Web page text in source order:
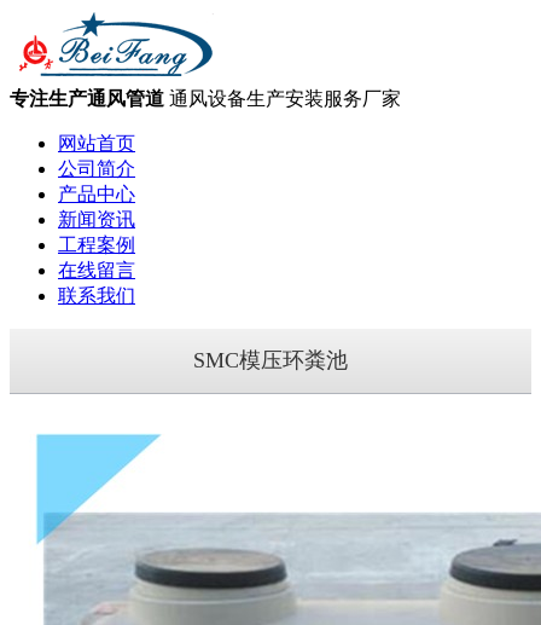
专注生产通风管道 通风设备生产安装服务厂家
网站首页
公司简介
产品中心
新闻资讯
工程案例
在线留言
联系我们
SMC模压环粪池